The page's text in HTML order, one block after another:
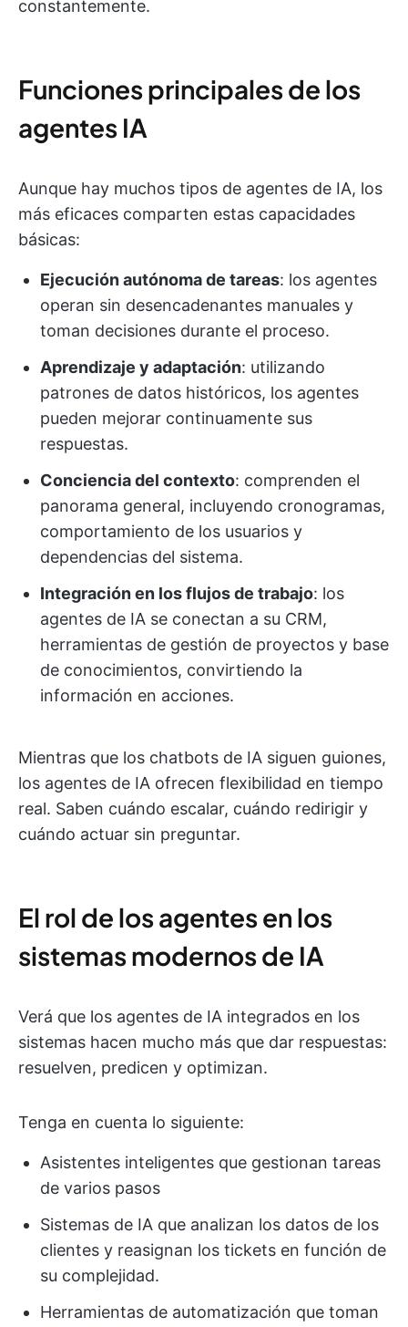
constantemente.
Funciones principales de los
agentes IA
Aunque hay muchos tipos de agentes de IA, los
más eficaces comparten estas capacidades
básicas:
Ejecución autónoma de tareas: los agentes
operan sin desencadenantes manuales y
toman decisiones durante el proceso.
Aprendizaje y adaptación: utilizando
patrones de datos históricos, los agentes
pueden mejorar continuamente sus
respuestas.
Conciencia del contexto: comprenden el
panorama general, incluyendo cronogramas,
comportamiento de los usuarios y
dependencias del sistema.
Integración en los flujos de trabajo: los
agentes de IA se conectan a su CRM,
herramientas de gestión de proyectos y base
de conocimientos, convirtiendo la
información en acciones.
Mientras que los chatbots de IA siguen guiones,
los agentes de IA ofrecen flexibilidad en tiempo
real. Saben cuándo escalar, cuándo redirigir y
cuándo actuar sin preguntar.
El rol de los agentes en los
sistemas modernos de IA
Verá que los agentes de IA integrados en los
sistemas hacen mucho más que dar respuestas:
resuelven, predicen y optimizan.
Tenga en cuenta lo siguiente:
Asistentes inteligentes que gestionan tareas
de varios pasos
Sistemas de IA que analizan los datos de los
clientes y reasignan los tickets en función de
su complejidad.
Herramientas de automatización que toman